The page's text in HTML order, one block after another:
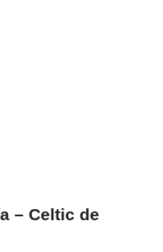
– Celtic de